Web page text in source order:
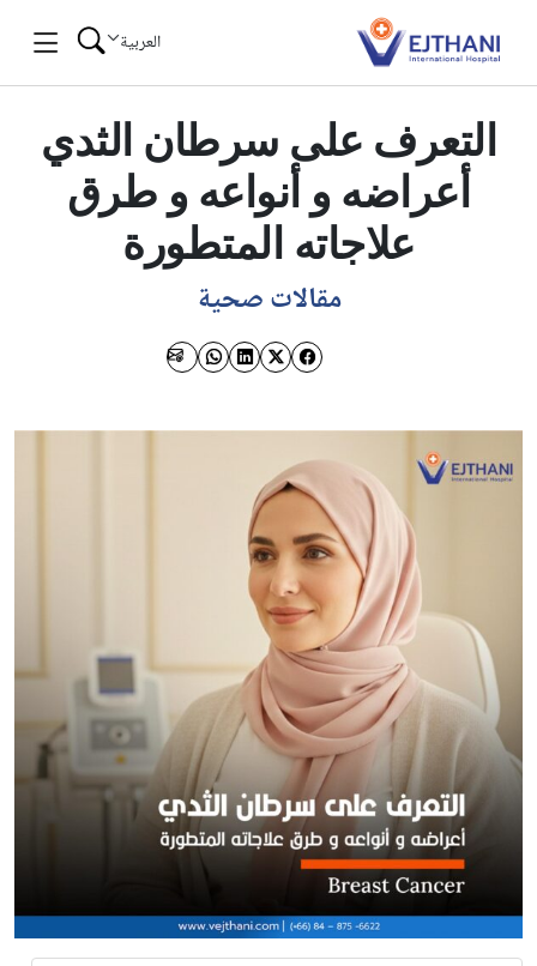
العربية
التعرف على سرطان الثدي
أعراضه و أنواعه و طرق
علاجاته المتطورة
مقالات صحية